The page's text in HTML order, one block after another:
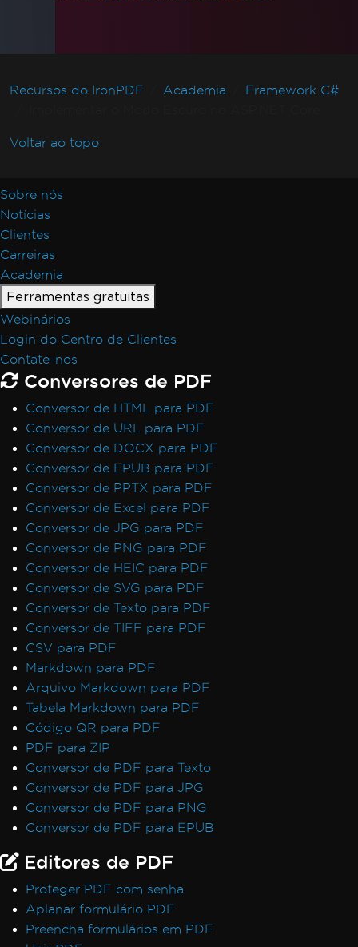
Recursos do IronPDF Academia
Framework C#
Voltar ao topo
Sobre nós
Notícias
Clientes
Carreiras
Academia
Ferramentas gratuitas
Webinários
Login do Centro de Clientes
Contate-nos
Conversores de PDF
Conversor de HTML para PDF
Conversor de URL para PDF
Conversor de DOCX para PDF
Conversor de EPUB para PDF
Conversor de PPTX para PDF
Conversor de Excel para PDF
Conversor de JPG para PDF
Conversor de PNG para PDF
Conversor de HEIC para PDF
Conversor de SVG para PDF
Conversor de Texto para PDF
Conversor de TIFF para PDF
CSV para PDF
Markdown para PDF
Arquivo Markdown para PDF
Tabela Markdown para PDF
Código QR para PDF
PDF para ZIP
Conversor de PDF para Texto
Conversor de PDF para JPG
Conversor de PDF para PNG
Conversor de PDF para EPUB
Editores de PDF
Proteger PDF com senha
Aplanar formulário PDF
Preencha formulários em PDF